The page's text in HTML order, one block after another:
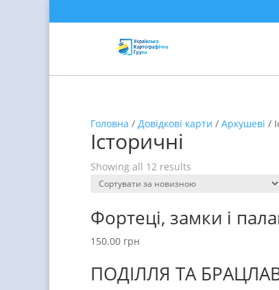
Головна / Довідкові карти / Аркушеві /
Історичні
Showing all 12 results
Фортеці, замки і
150.00 грн
ПОДІЛЛЯ ТА